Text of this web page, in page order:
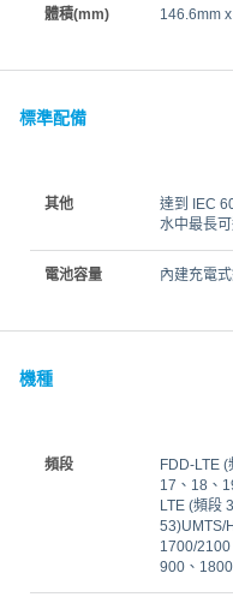
體積(mm) 146.6mm
標準配備
其他
達到 IEC
水中最長
電池容量 內建充電
機種
頻段
FDD-LTE
17、18、
LTE (頻段
53)UMTS/
1700/2100
900、